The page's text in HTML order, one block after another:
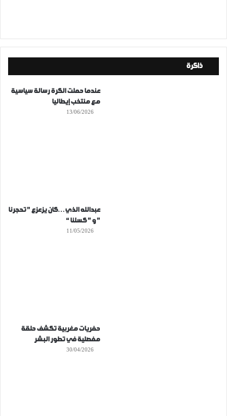
ذاكرة
عندما حملت الكرة رسالة سياسية
مع منتخب إيطاليا
13/06/2026
عبدالله الذي…كان يزعزع ” تحجرنا
” و ” كسلنا “
11/05/2026
حفريات مغربية تكشف حلقة
مفصلية في تطور البشر
30/04/2026